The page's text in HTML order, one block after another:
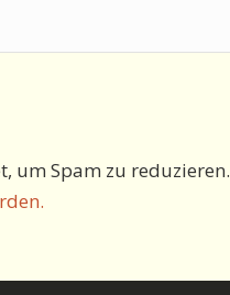
um Spam zu reduzieren.